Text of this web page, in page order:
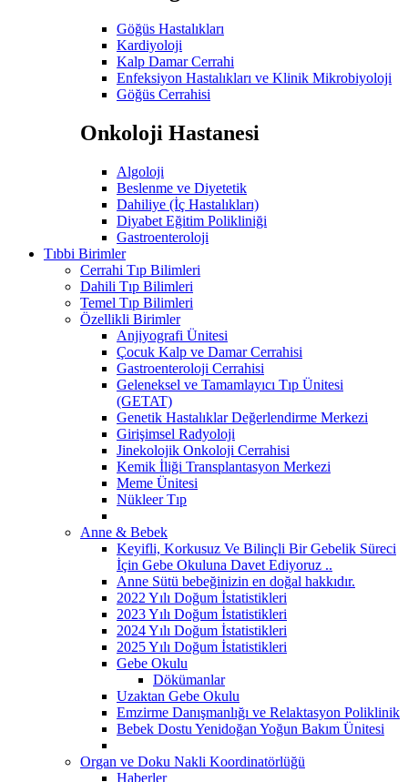
Göğüs Hastalıkları
Kardiyoloji
Kalp Damar Cerrahi
Enfeksiyon Hastalıkları ve Klinik Mikrobiyoloji
Göğüs Cerrahisi
Onkoloji Hastanesi
Algoloji
Beslenme ve Diyetetik
Dahiliye (İç Hastalıkları)
Diyabet Eğitim Polikliniği
Gastroenteroloji
Tıbbi Birimler
Cerrahi Tıp Bilimleri
Dahili Tıp Bilimleri
Temel Tıp Bilimleri
Özellikli Birimler
Anjiyografi Ünitesi
Çocuk Kalp ve Damar Cerrahisi
Gastroenteroloji Cerrahisi
Geleneksel ve Tamamlayıcı Tıp Ünitesi
(GETAT)
Genetik Hastalıklar Değerlendirme Merkezi
Girişimsel Radyoloji
Jinekolojik Onkoloji Cerrahisi
Kemik İliği Transplantasyon Merkezi
Meme Ünitesi
Nükleer Tıp
Anne & Bebek
Keyifli, Korkusuz Ve Bilinçli Bir Gebelik Süreci
İçin Gebe Okuluna Davet Ediyoruz ..
Anne Sütü bebeğinizin en doğal hakkıdır.
2022 Yılı Doğum İstatistikleri
2023 Yılı Doğum İstatistikleri
2024 Yılı Doğum İstatistikleri
2025 Yılı Doğum İstatistikleri
Gebe Okulu
Dökümanlar
Uzaktan Gebe Okulu
Emzirme Danışmanlığı ve Relaktasyon Poliklinik
Bebek Dostu Yenidoğan Yoğun Bakım Ünitesi
Organ ve Doku Nakli Koordinatörlüğü
Haberler